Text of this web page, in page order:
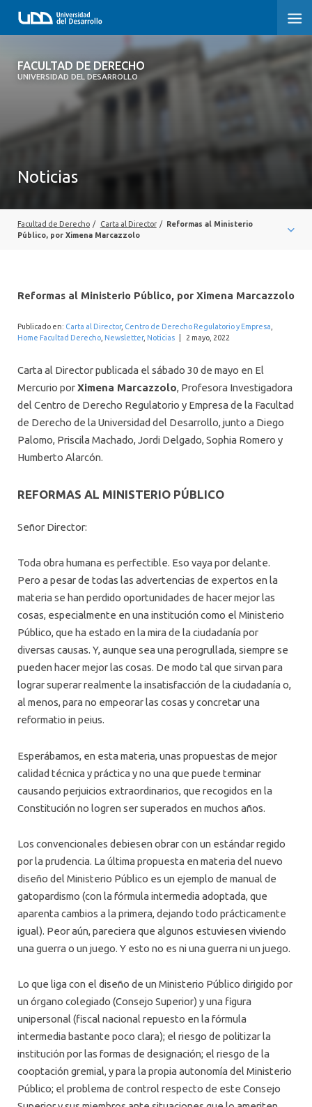
FACULTAD DE DERECHO
UNIVERSIDAD DEL DESARROLLO
FACULTAD DE DERECHO
SOBRE LA FACULTAD
PROFESORES
Noticias
Facultad de Derecho / Carta al Director / Reformas al Ministerio
Público, por Ximena Marcazzolo
Reformas al Ministerio Público, por Ximena Marcazzolo
Publicado en: Carta al Director, Centro de Derecho Regulatorio y Empresa
Home Facultad Derecho Newsletter, Noticias 2 mayo, 2022
Carta al Director publicada el sábado 30 de mayo en El
Mercurio porXimena Marcazzolo, Profesora Investigadora
del Centro de Derecho Regulatorio y Empresa de la Facultad
de Derecho de la Universidad del Desarrollo, junto a Diego
Palomo, Priscila Machado, Jordi Delgado, Sophia Romero y
Humberto Alarcón.
REFORMAS AL MINISTERIO PÚBLICO
Señor Director:
Toda obra humana es perfectible. Eso vaya por delante.
Pero a pesar de todas las advertencias de expertos en la
materia se han perdido oportunidades de hacer mejor las
cosas, especialmente en una institución como el Ministerio
Público, que ha estado en la mira de la ciudadanía por
diversas causas. Y, aunque sea una perogrullada, siempre se
pueden hacer mejor las cosas. De modo tal que sirvan para
lograr superar realmente la insatisfacción de la ciudadanía o,
al menos, para no empeorar las cosas y concretar una
reformatio in peius.
Esperábamos, en esta materia, unas propuestas de mejor
calidad técnica y práctica y no una que puede terminar
causando perjuicios extraordinarios, que recogidos en la
Constitución no logren ser superados en muchos años.
Los convencionales debiesen obrar con un estándar regido
por la prudencia. La última propuesta en materia del nuevo
diseño del Ministerio Público es un ejemplo de manual de
gatopardismo (con la fórmula intermedia adoptada, que
aparenta cambios a la primera, dejando todo prácticamente
igual). Peor aún, pareciera que algunos estuviesen viviendo
una guerra o un juego. Y esto no es ni una guerra ni un juego.
Lo que liga con el diseño de un Ministerio Público dirigido por
un órgano colegiado (Consejo Superior) y una figura
unipersonal (fiscal nacional repuesto en la fórmula
intermedia bastante poco clara); el riesgo de politizar la
institución por las formas de designación; el riesgo de la
cooptación gremial, y para la propia autonomía del Ministerio
Público; el problema de control respecto de este Consejo